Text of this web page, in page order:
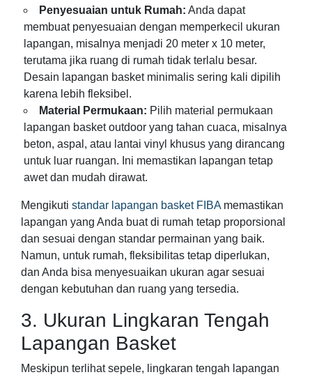
Penyesuaian untuk Rumah: Anda dapat
membuat penyesuaian dengan memperkecil ukuran
lapangan, misalnya menjadi 20 meter x 10 meter,
terutama jika ruang di rumah tidak terlalu besar.
Desain lapangan basket minimalis sering kali dipilih
karena lebih fleksibel.
Material Permukaan: Pilih material permukaan
lapangan basket outdoor yang tahan cuaca, misalnya
beton, aspal, atau lantai vinyl khusus yang dirancang
untuk luar ruangan. Ini memastikan lapangan tetap
awet dan mudah dirawat.
Mengikuti standar lapangan basket FIBAmemastikan
lapangan yang Anda buat di rumah tetap proporsional
dan sesuai dengan standar permainan yang baik.
Namun, untuk rumah, fleksibilitas tetap diperlukan,
dan Anda bisa menyesuaikan ukuran agar sesuai
dengan kebutuhan dan ruang yang tersedia.
3. Ukuran Lingkaran Tengah
Lapangan Basket
Meskipun terlihat sepele, lingkaran tengah lapangan